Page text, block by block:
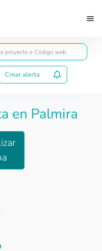
Crear alerta
en Palmira
Guardar